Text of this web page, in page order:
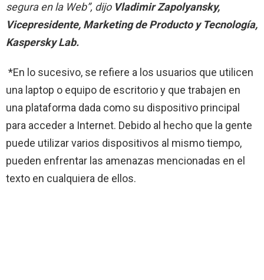
segura en la Web”, dijo Vladimir Zapolyansky,
Vicepresidente, Marketing de Producto y Tecnología,
Kaspersky Lab.
*En lo sucesivo, se refiere a los usuarios que utilicen
una laptop o equipo de escritorio y que trabajen en
una plataforma dada como su dispositivo principal
para acceder a Internet. Debido al hecho que la gente
puede utilizar varios dispositivos al mismo tiempo,
pueden enfrentar las amenazas mencionadas en el
texto en cualquiera de ellos.